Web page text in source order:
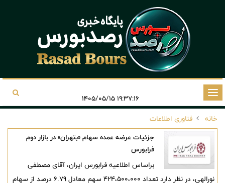
تغییر
وضعیت
ناوبری
۱۹:۳۷:۱۶ ۱۴۰۵/۰۵/۱۵
خانه
فناوری اطلاعات
جزئیات عرضه عمده سهام «بتهران» در بازار دوم
فرابورس
براساس اطلاعیه فرابورس ایران، آقای مصطفی
نورالهی، در نظر دارد تعداد 424،500،000 سهم معادل 6.79 درصد از سهام